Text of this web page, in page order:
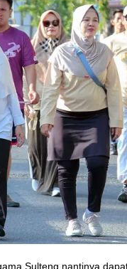
Sulteng nantinya